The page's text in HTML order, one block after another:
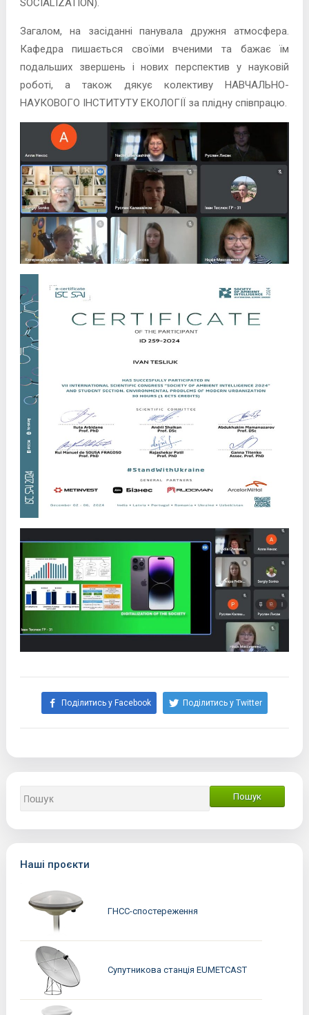
SOCIALIZATION).
Загалом, на засіданні панувала дружня атмосфера.
Кафедра пишається своїми вченими та бажає їм
подальших звершень і нових перспектив у науковій
роботі, а також дякує колективу НАВЧАЛЬНО-
НАУКОВОГО ІНСТИТУТУ ЕКОЛОГІЇ за плідну співпрацю.
Поділитись у Facebook Поділитись у Twitter
Наші проєкти
ГНСС-спостереження
Супутникова станція EUMETCAST